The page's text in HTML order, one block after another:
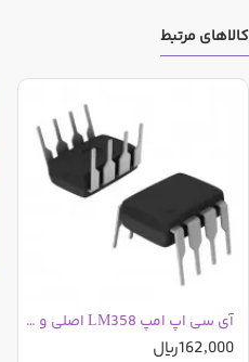
کالاهای مرتبط
آی سی اپ امپ LM358 اصلی و اورجینال
162,000ریال